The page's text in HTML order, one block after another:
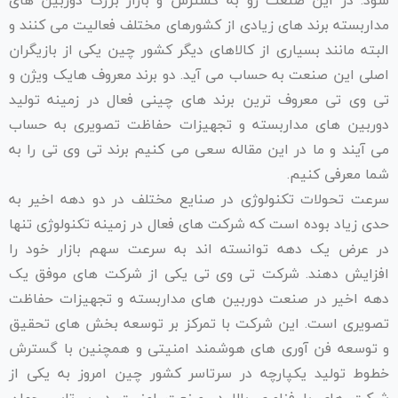
مداربسته برند های زیادی از کشورهای مختلف فعالیت می کنند و
البته مانند بسیاری از کالاهای دیگر کشور چین یکی از بازیگران
اصلی این صنعت به حساب می آید. دو برند معروف هایک ویژن و
تی وی تی معروف ترین برند های چینی فعال در زمینه تولید
دوربین های مداربسته و تجهیزات حفاظت تصویری به حساب
می آیند و ما در این مقاله سعی می کنیم برند تی وی تی را به
شما معرفی کنیم.
سرعت تحولات تکنولوژی در صنایع مختلف در دو دهه اخیر به
حدی زیاد بوده است که شرکت های فعال در زمینه تکنولوژی تنها
در عرض یک دهه توانسته اند به سرعت سهم بازار خود را
افزایش دهند. شرکت تی وی تی یکی از شرکت های موفق یک
دهه اخیر در صنعت دوربین های مداربسته و تجهیزات حفاظت
تصویری است. این شرکت با تمرکز بر توسعه بخش های تحقیق
و توسعه فن آوری های هوشمند امنیتی و همچنین با گسترش
خطوط تولید یکپارچه در سرتاسر کشور چین امروز به یکی از